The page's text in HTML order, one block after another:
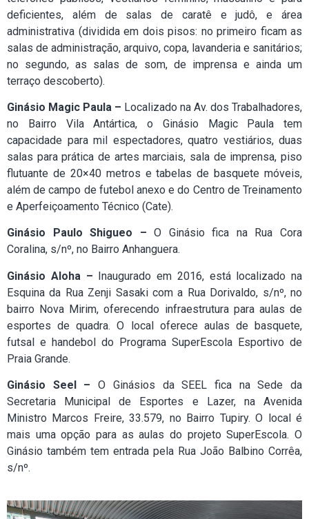
deficientes, além de salas de caratê e judô, e área
administrativa (dividida em dois pisos: no primeiro ficam as
salas de administração, arquivo, copa, lavanderia e sanitários;
no segundo, as salas de som, de imprensa e ainda um
terraço descoberto).
Ginásio Magic Paula – Localizado na Av. dos Trabalhadores,
no Bairro Vila Antártica, o Ginásio Magic Paula tem
capacidade para mil espectadores, quatro vestiários, duas
salas para prática de artes marciais, sala de imprensa, piso
flutuante de 20×40 metros e tabelas de basquete móveis,
além de campo de futebol anexo e do Centro de Treinamento
e Aperfeiçoamento Técnico (Cate).
Ginásio Paulo Shigueo –O Ginásio fica na Rua Cora
Coralina, s/nº, no Bairro Anhanguera.
Ginásio Aloha – Inaugurado em 2016, está localizado na
Esquina da Rua Zenji Sasaki com a Rua Dorivaldo, s/nº, no
bairro Nova Mirim, oferecendo infraestrutura para aulas de
esportes de quadra. O local oferece aulas de basquete,
futsal e handebol do Programa SuperEscola Esportivo de
Praia Grande.
Ginásio Seel –O Ginásios da SEEL fica na Sede da
Secretaria Municipal de Esportes e Lazer, na Avenida
Ministro Marcos Freire, 33.579, no Bairro Tupiry. O local é
mais uma opção para as aulas do projeto SuperEscola. O
Ginásio também tem entrada pela Rua João Balbino Corrêa,
s/nº.